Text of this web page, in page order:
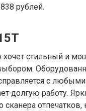
рублей.
хочет стильный и
с
долгую работу.
сканера